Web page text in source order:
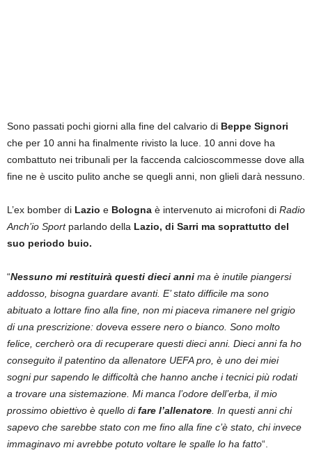
Sono passati pochi giorni alla fine del calvario di Beppe Signori
che per 10 anni ha finalmente rivisto la luce. 10 anni dove ha
combattuto nei tribunali per la faccenda calcioscommesse dove alla
fine ne è uscito pulito anche se quegli anni, non glieli darà nessuno.
L’ex bomber di Lazio e Bologna è intervenuto ai microfoni di Radio
Anch’io Sportparlando della Lazio, di Sarri ma soprattutto del
suo periodo buio.
“Nessuno mi restituirà questi dieci anni ma è inutile piangersi
addosso, bisogna guardare avanti. E’ stato difficile ma sono
abituato a lottare fino alla fine, non mi piaceva rimanere nel grigio
di una prescrizione: doveva essere nero o bianco. Sono molto
felice, cercherò ora di recuperare questi dieci anni. Dieci anni fa ho
conseguito il patentino da allenatore UEFA pro, è uno dei miei
sogni pur sapendo le difficoltà che hanno anche i tecnici più rodati
a trovare una sistemazione. Mi manca l’odore dell’erba, il mio
prossimo obiettivo è quello difare l’allenatore . In questi anni chi
sapevo che sarebbe stato con me fino alla fine c’è stato, chi invece
immaginavo mi avrebbe potuto voltare le spalle lo ha fatto“.